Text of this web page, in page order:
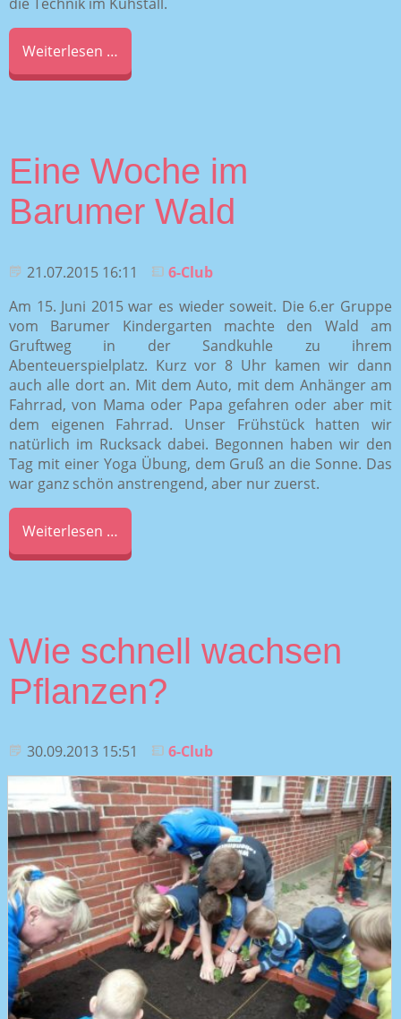
Weiterlesen …
Eine Woche im
Barumer Wald
21.07.2015 16:11
6-Club
Am 15. Juni 2015 war es wieder soweit. Die 6.er Gruppe
vom Barumer Kindergarten machte den Wald am
Gruftweg in der Sandkuhle zu ihrem
Abenteuerspielplatz. Kurz vor 8 Uhr kamen wir dann
auch alle dort an. Mit dem Auto, mit dem Anhänger am
Fahrrad, von Mama oder Papa gefahren oder aber mit
dem eigenen Fahrrad. Unser Frühstück hatten wir
natürlich im Rucksack dabei. Begonnen haben wir den
Tag mit einer Yoga Übung, dem Gruß an die Sonne. Das
war ganz schön anstrengend, aber nur zuerst.
Weiterlesen …
Wie schnell wachsen
Pflanzen?
30.09.2013 15:51 6-Club